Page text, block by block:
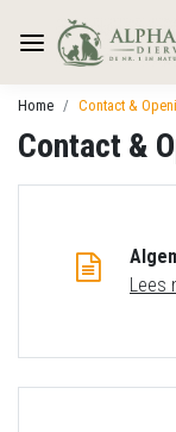
Home Contact &
Contact &
Lees